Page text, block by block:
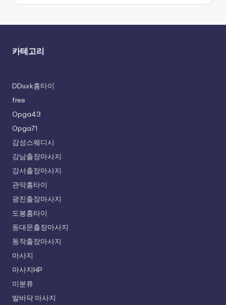
카테고리
DDuxk홈타이
free
Opga43
Opga71
감성스웨디시
강남출장마사지
강서출장마사지
관악홈타이
광진출장마사지
도봉홈타이
동대문출장마사지
동작출장마사지
마사지
마사지HP
미분류
발바닥 마사지